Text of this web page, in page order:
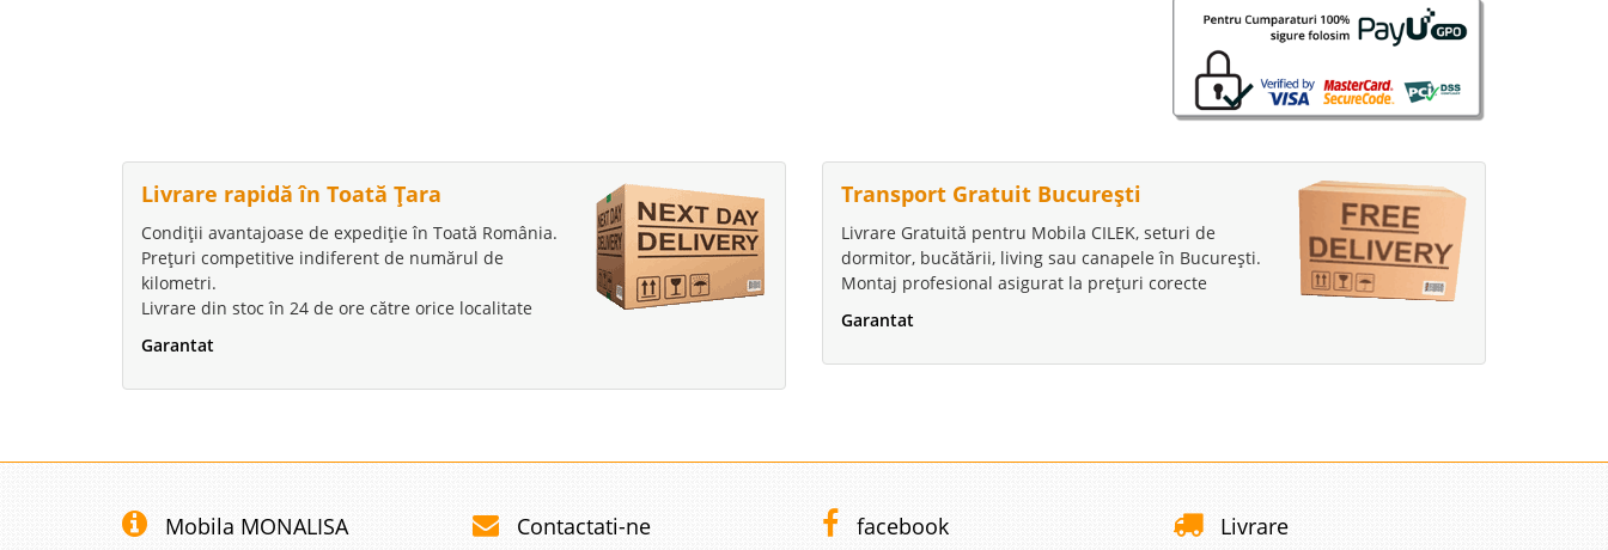
Livrare rapidă în Toată Țara
Condiții avantajoase de expediție în Toată România.
Prețuri competitive indiferent de numărul de
kilometri.
Livrare din stoc în 24 de ore către orice localitate
Garantat
Transport Gratuit București
Livrare Gratuită pentru Mobila CILEK, seturi de
dormitor, bucătării, living sau canapele în București.
Montaj profesional asigurat la prețuri corecte
Garantat
Mobila MONALISA Contactati-ne facebook Livrare